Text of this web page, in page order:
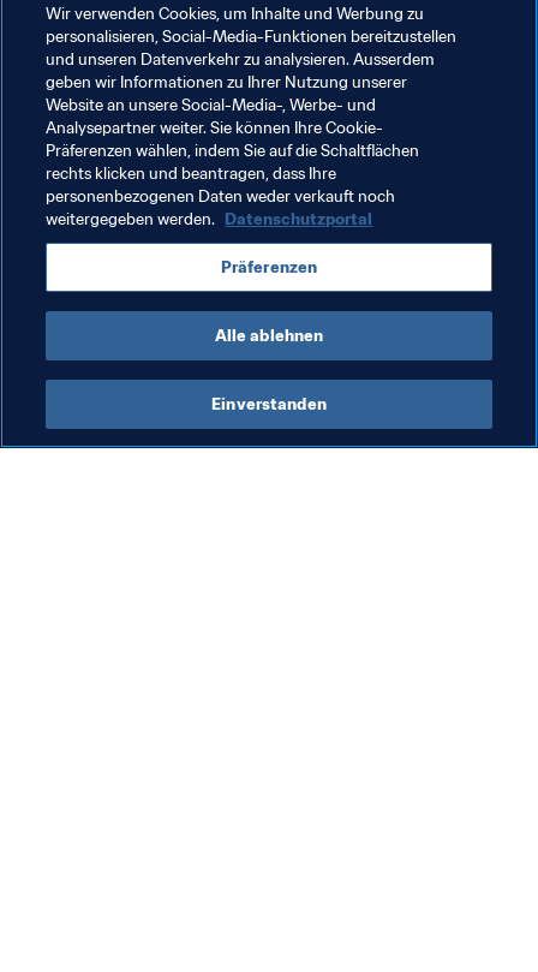
DVR, Korea Republik (alle AFC), Neuseeland (OFC),
Spanien, Frankreich, Deutschland, Niederlande (alle
UEFA) sowie Gastgeber Costa Rica stehen bereits zwölf
der 16 Teilnehmer für die FIFA U-20-Frauen-
Weltmeisterschaft 2022 fest.
Verwandte Themen
FIFA U-20-Frauen-Weltmeisterschaft Costa Rica
2022™
Wir verwenden Cookies, um Inhalte und Werbung zu
personalisieren, Social-Media-Funktionen bereitzustellen
und unseren Datenverkehr zu analysieren. Ausserdem
geben wir Informationen zu Ihrer Nutzung unserer
Website an unsere Social-Media-, Werbe- und
Analysepartner weiter. Sie können Ihre Cookie-
Präferenzen wählen, indem Sie auf die Schaltflächen
rechts klicken und beantragen, dass Ihre
personenbezogenen Daten weder verkauft noch
weitergegeben werden. Datenschutzportal
Präferenzen
Alle ablehnen
Einverstanden